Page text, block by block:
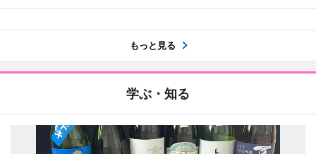
もっと見る
学ぶ・知る